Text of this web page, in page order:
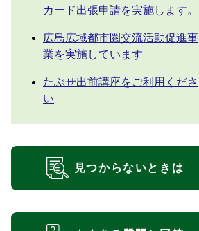
カード出張申請を実施します。
広島広域都市圏交流活動促進事
業を実施しています
たぶせ出前講座をご利用くださ
い
見つからないときは